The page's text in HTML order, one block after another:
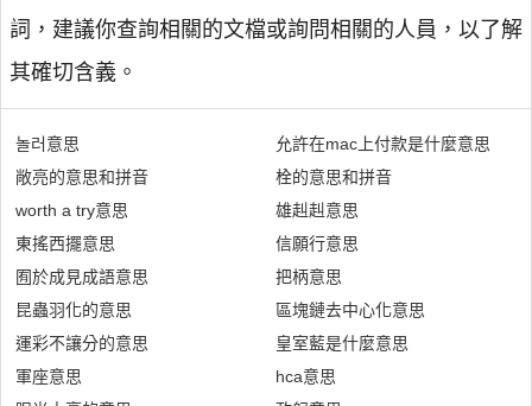
詞，建議你查詢相關的文檔或詢問相關的人員，以了解
其確切含義。
놀러意思
敞亮的意思和拼音
worth a try意思
東搖西擺意思
囿於成見成語意思
昆蟲羽化的意思
運彩不讓分的意思
軍座意思
允許在mac上付款是什麼意思
栓的意思和拼音
雄赳赳意思
信願行意思
把柄意思
區塊鏈去中心化意思
皇室藍是什麼意思
hca意思